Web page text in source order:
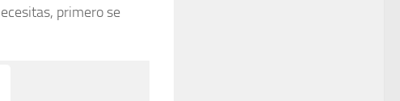
primero se